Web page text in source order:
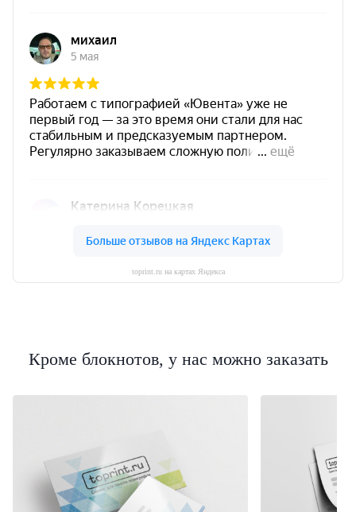
toprint.ru на картах Яндекса
Кроме блокнотов, у нас можно заказать